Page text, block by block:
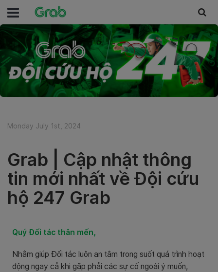
Monday July 1st, 2024
Grab | Cập nhật thông
tin mới nhất về Đội cứu
hộ 247 Grab
Quý Đối tác thân mến,
Nhằm giúp Đối tác luôn an tâm trong suốt quá trình hoạt
động ngay cả khi gặp phải các sự cố ngoài ý muốn,